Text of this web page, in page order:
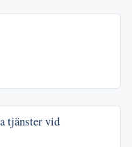
tjänster vid